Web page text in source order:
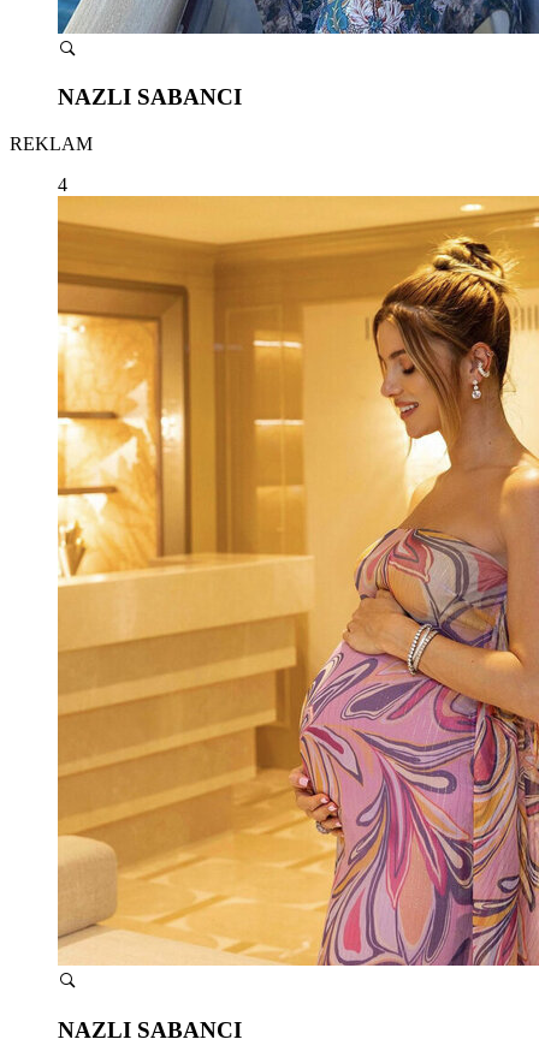
NAZLI SABANCI
REKLAM
4
NAZLI SABANCI